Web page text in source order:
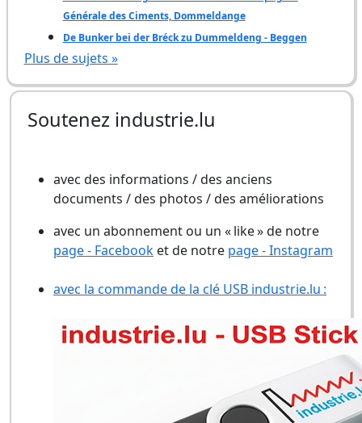
Générale des Ciments, Dommeldange
De Bunker bei der Bréck zu Dummeldeng - Beggen
Plus de sujets »
Soutenez industrie.lu
avec des informations / des anciens
documents / des photos / des améliorations
avec un abonnement ou un « like » de notre
page - Facebook et de notre page - Instagram
avec la commande de la clé USB industrie.lu :